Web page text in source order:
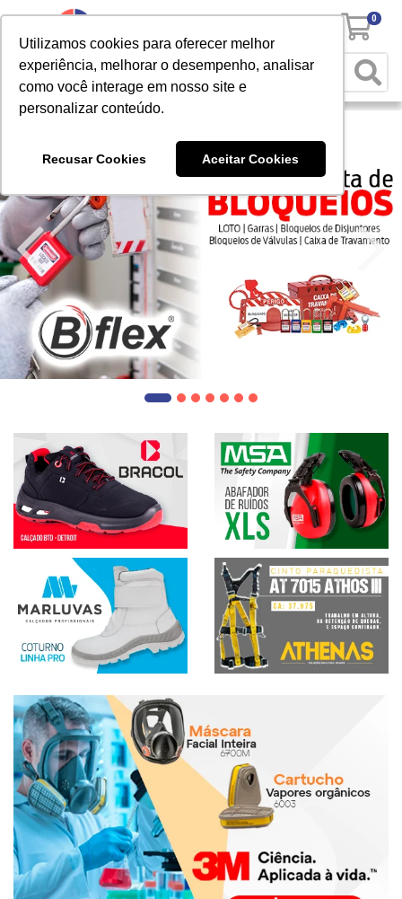
Utilizamos cookies para oferecer melhor
experiência, melhorar o desempenho, analisar
como você interage em nosso site e
personalizar conteúdo.
Recusar Cookies Aceitar Cookies
0